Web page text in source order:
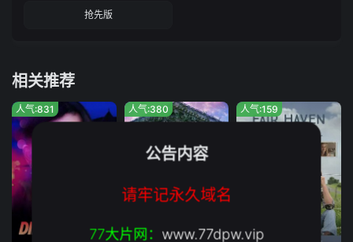
抢先版
相关推荐
人气:831
正片
人气:380 人气:159
公告内容
请牢记永久域名
77大片网： www.77dpw.vip